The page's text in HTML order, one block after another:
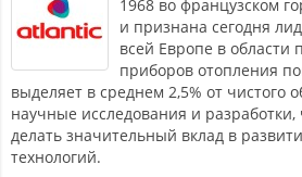
1968 во французском
и признана сегодня
всей Европе в области
приборов отопления
выделяет в среднем 2,5% от чистого
научные исследования и разработки,
делать значительный вклад в
технологий.